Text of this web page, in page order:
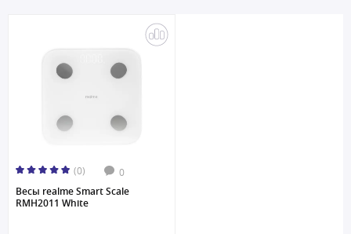
(0) 0
Весы realme Smart Scale
RMH2011 White